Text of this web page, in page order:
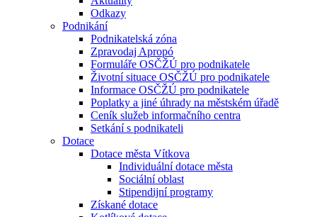
Odkazy
Podnikání
Podnikatelská zóna
Zpravodaj Apropó
Formuláře OSČŽÚ pro podnikatele
Životní situace OSČŽÚ pro podnikatele
Informace OSČŽÚ pro podnikatele
Poplatky a jiné úhrady na městském úřadě
Ceník služeb informačního centra
Setkání s podnikateli
Dotace
Dotace města Vítkova
Individuální dotace města
Sociální oblast
Stipendijní programy
Získané dotace